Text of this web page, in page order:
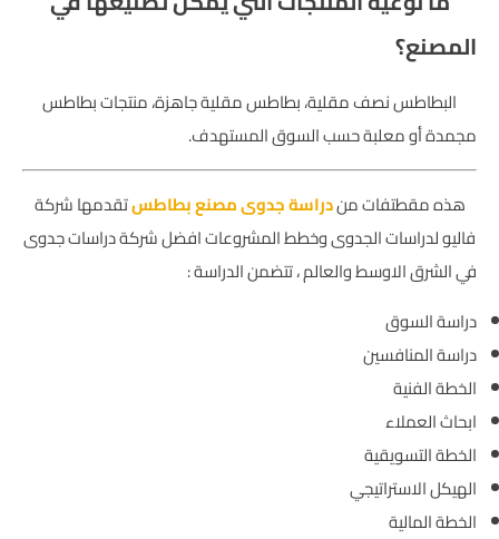
المصنع؟
البطاطس نصف مقلية، بطاطس مقلية جاهزة، منتجات بطاطس
مجمدة أو معلبة حسب السوق المستهدف.
هذه مقطتفات مندراسة جدوى مصنع بطاطستقدمها شركة
فاليو لدراسات الجدوى وخطط المشروعات افضل شركة دراسات جدوى
في الشرق الاوسط والعالم ، تتضمن الدراسة :
دراسة السوق
دراسة المنافسين
الخطة الفنية
ابحاث العملاء
الخطة التسويقية
الهيكل الاستراتيجي
الخطة المالية